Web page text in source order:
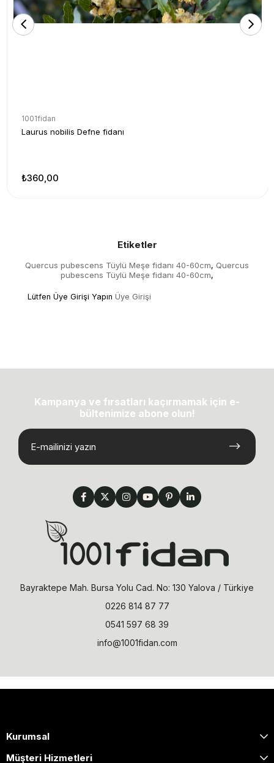
1001fidan
Laurus nobilis Defne fidanı
₺360,00
Etiketler
Quercus pubescens Tüylü Meşe fidanı 40-60cm, Quercus
pubescens Tüylü Meşe fidanı 40-60cm,
Lütfen Üye Girişi Yapın Üye Girişi
Kampanya ve fırsatları kaçırmamak için e-
bültenimize abone olun!
Bayraktepe Mah. Bursa Yolu Cad. No: 130 Yalova / Türkiye
0226 814 87 77
0541 597 68 39
info@1001fidan.com
Kurumsal
Müşteri Hizmetleri